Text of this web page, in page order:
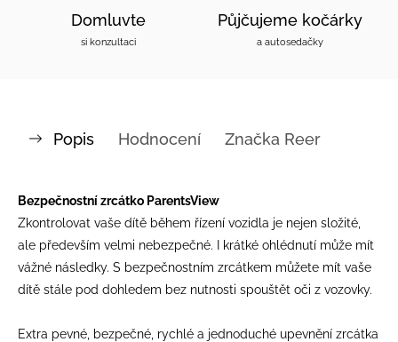
Domluvte
si konzultaci
Půjčujeme kočárky
a autosedačky
Popis Hodnocení Značka Reer
Bezpečnostní zrcátko ParentsView
Zkontrolovat vaše dítě během řízení vozidla je nejen složité,
ale především velmi nebezpečné. I krátké ohlédnutí může mít
vážné následky. S bezpečnostním zrcátkem můžete mít vaše
dítě stále pod dohledem bez nutnosti spouštět oči z vozovky.
Extra pevné, bezpečné, rychlé a jednoduché upevnění zrcátka